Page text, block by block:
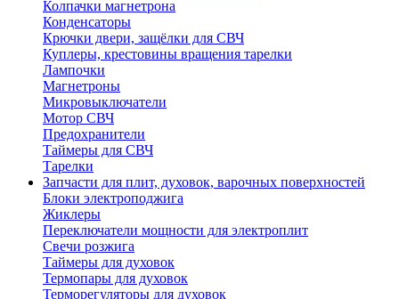
Колпачки магнетрона
Конденсаторы
Крючки двери, защёлки для СВЧ
Куплеры, крестовины вращения тарелки
Лампочки
Магнетроны
Микровыключатели
Мотор СВЧ
Предохранители
Таймеры для СВЧ
Тарелки
Запчасти для плит, духовок, варочных поверхностей
Блоки электроподжига
Жиклеры
Переключатели мощности для электроплит
Свечи розжига
Таймеры для духовок
Термопары для духовок
Терморегуляторы для духовок